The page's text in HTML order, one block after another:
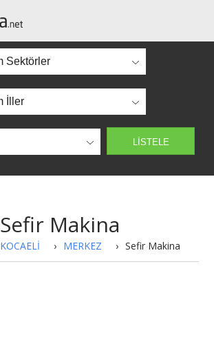
Sefir Makina
KOCAELİ › MERKEZ › Sefir Makina